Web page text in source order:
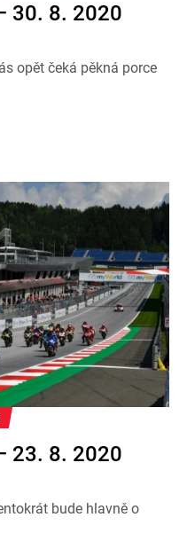
30. 8. 2020
opět čeká pěkná porce
23. 8. 2020
bude hlavně o